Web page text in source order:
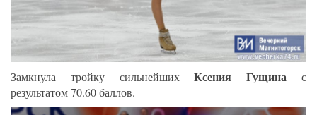
Замкнула тройку сильнейшихКсения Гущина с
результатом 70.60 баллов.